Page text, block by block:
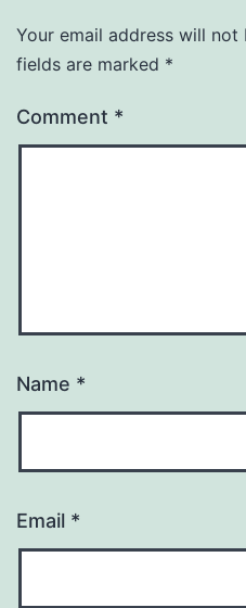
Your email address will not
fields are marked *
Comment *
Name *
Email *